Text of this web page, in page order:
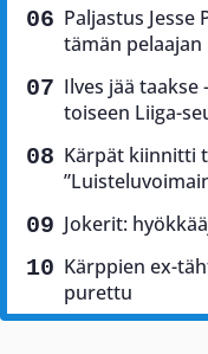
Paljastus Jesse
tämän
Ilves jää
toiseen Liiga-
Kärpät kiinnitti
Jokerit:
Kärppien ex-
purettu